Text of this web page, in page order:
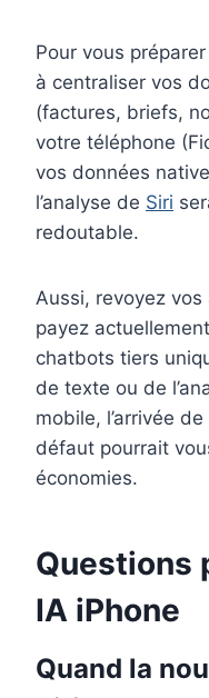
Pour vous
à centraliser vos
(factures, briefs,
votre téléphone
vos données
l’analyse de Siri
redoutable.
Aussi, revoyez
payez
chatbots tiers
de texte ou de
mobile, l’arrivée
défaut pourrait
économies.
Questions
IA iPhone
Quand la